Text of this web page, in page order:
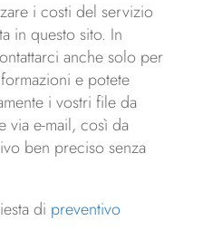
i costi del servizio
in questo sito. In
anche solo per
e potete
i vostri file da
via e-mail, così da
ben preciso senza
di preventivo